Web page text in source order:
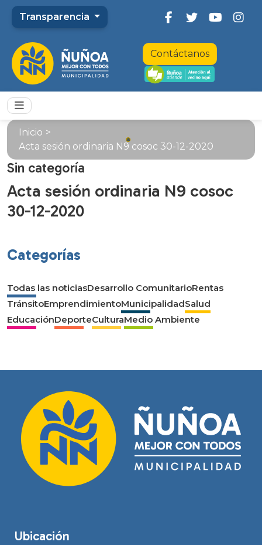
Transparencia
Contáctanos
Inicio >
Acta sesión ordinaria N9 cosoc 30-12-2020
Sin categoría
Acta sesión ordinaria N9 cosoc
30-12-2020
Categorías
Todas las noticiasDesarrollo ComunitarioRentas
TránsitoEmprendimientoMunicipalidadSalud
EducaciónDeporteCulturaMedio Ambiente
Ubicación